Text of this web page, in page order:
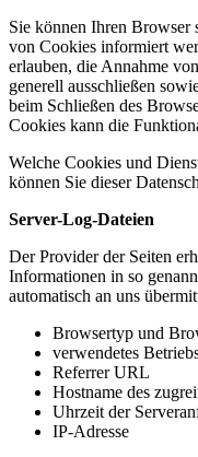
Sie können Ihren Browser
von Cookies informiert
erlauben, die Annahme
generell ausschließen
beim Schließen des
Cookies kann die
Welche Cookies und
können Sie dieser
Server-Log-Dateien
Der Provider der Seiten
Informationen in so
automatisch an uns
Browsertyp und
verwendetes
Referrer URL
Hostname des
Uhrzeit der
IP-Adresse